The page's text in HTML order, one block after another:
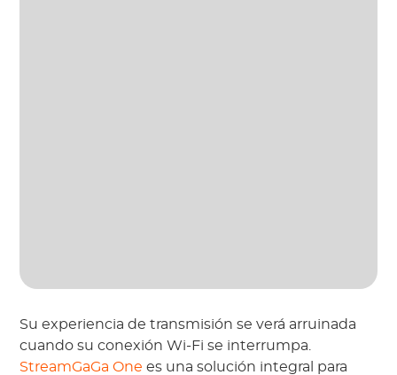
Su experiencia de transmisión se verá arruinada
cuando su conexión Wi-Fi se interrumpa.
StreamGaGa One es una solución integral para